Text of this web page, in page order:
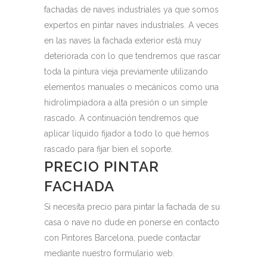
fachadas de naves industriales ya que somos
expertos en pintar naves industriales. A veces
en las naves la fachada exterior está muy
deteriorada con lo que tendremos que rascar
toda la pintura vieja previamente utilizando
elementos manuales o mecánicos como una
hidrolimpiadora a alta presión o un simple
rascado. A continuación tendremos que
aplicar líquido fijador a todo lo que hemos
rascado para fijar bien el soporte.
PRECIO PINTAR
FACHADA
Si necesita precio para pintar la fachada de su
casa o nave no dude en ponerse en contacto
con Pintores Barcelona, puede contactar
mediante nuestro formulario web.